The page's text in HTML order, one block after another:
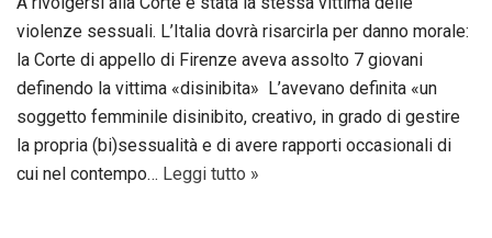
violenze sessuali. L’Italia dovrà risarcirla per danno morale:
la Corte di appello di Firenze aveva assolto 7 giovani
definendo la vittima «disinibita» L’avevano definita «un
soggetto femminile disinibito, creativo, in grado di gestire
la propria (bi)sessualità e di avere rapporti occasionali di
cui nel contempo… Leggi tutto »